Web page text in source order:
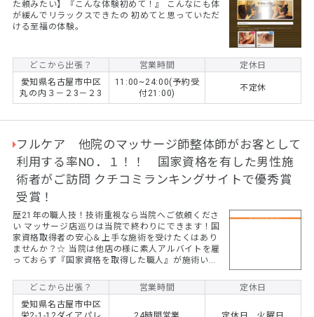
た頼みたい】『こんな体験初めて！』 こんなにも体
が緩んでリラックスできたの 初めてと思っていただ
ける至福の体験。
どこから出張？ 営業時間
定休日
愛知県名古屋市中区
丸の内３－２3－２3
11:00~24:00(予約受
付21:00)
不定休
フルケア 他院のマッサージ師整体師がお客として
利用する率NO．１！！ 国家資格を有した男性施
術者がご訪問 クチコミランキングサイトで優秀賞
受賞！
歴21年の職人技！技術重視なら当院へご依頼くださ
い マッサージ店巡りは当院で終わりにできます！国
家資格取得者の安心＆上手な施術を受けたくはあり
ませんか？☆ 当院は他店の様に素人アルバイトを雇
っておらず『国家資格を取得した職人』が施術いた
流の技術を体験したいのなら当院へ。当院はご自
宅、ホテル、オフィスへの出張治療院です、指の圧
力を駆使した柔理学式マッサージ技術で体の固さを
どこから出張？ 営業時間
定休日
愛知県名古屋市中区